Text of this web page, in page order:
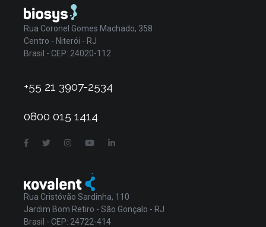
Rua Coronel Gomes Machado, 358
Centro - Niterói - RJ
Brasil - CEP: 24020-112
+55 21 3907-2534
0800 015 1414
Rua Cristóvão Sardinha, 110
Jardim Bom Retiro - São Gonçalo - RJ
Brasil - CEP: 24722-414